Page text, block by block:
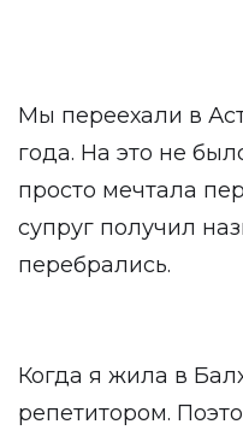
Мы переехали в
года. На это не
просто мечтала
супруг получил
перебрались.
Когда я жила в
репетитором.